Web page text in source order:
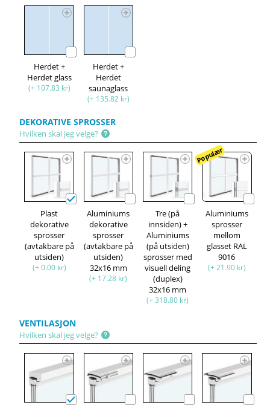
Herdet +
Herdet glass
(+ 107.83 kr)
Herdet +
Herdet
saunaglass
(+ 135.82 kr)
DEKORATIVE SPROSSER
Hvilken skal jeg velge?
Plast
dekorative
sprosser
(avtakbare på
utsiden)
(+ 0.00 kr)
Aluminiums
dekorative
sprosser
(avtakbare på
utsiden)
32x16 mm
(+ 17.28 kr)
Tre (på
innsiden) +
Aluminiums
(på utsiden)
sprosser med
visuell deling
(duplex)
32x16 mm
(+ 318.80 kr)
Populær
Aluminiums
sprosser
mellom
glasset RAL
9016
(+ 21.90 kr)
VENTILASJON
Hvilken skal jeg velge?